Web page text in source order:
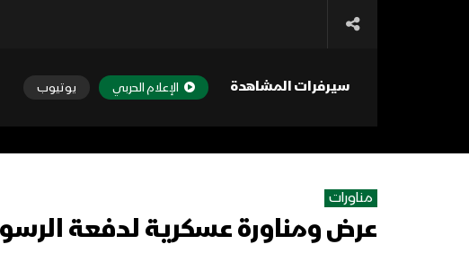
سيرفرات المشاهدة الإعلام الحربي يوتيوب
مناورات
عرض ومناورة عسكرية لدفعة